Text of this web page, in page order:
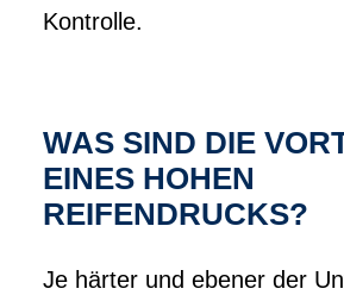
Kontrolle.
WAS SIND DIE
EINES HOHEN
REIFENDRUCKS?
Je härter und ebener der